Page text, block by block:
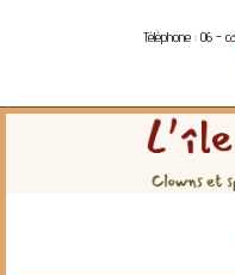
Téléphone : 06 -